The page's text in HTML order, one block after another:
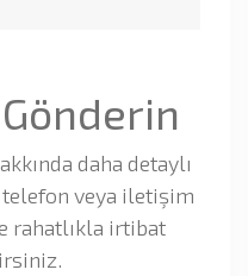
daha detaylı
veya iletişim
rahatlıkla irtibat